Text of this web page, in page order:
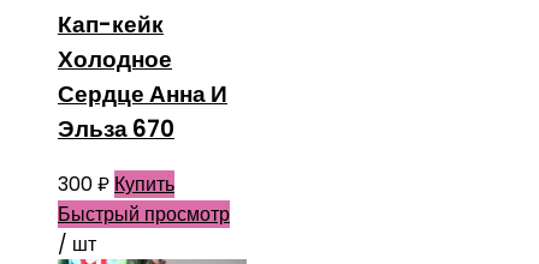
Кап-кейк
Холодное
Сердце Анна И
Эльза 670
300₽ Купить
Быстрый просмотр
/ шт